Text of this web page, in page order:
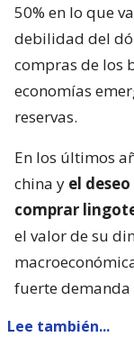
50% en lo que
debilidad del
compras de los
economías
reservas.
En los últimos
china y el
comprar
el valor de su
fuerte demanda
Lee también...